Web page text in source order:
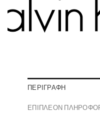
ΠΕΡΙΓΡΑΦΉ
ΕΠΙΠΛΈΟΝ